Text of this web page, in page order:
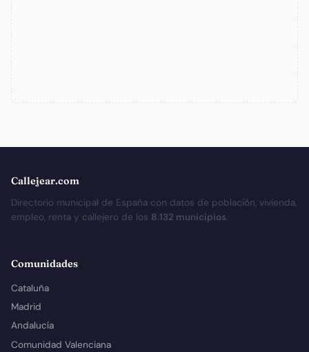
Callejear.com
Directorio municipal de España con datos de población, vivienda,
empleo, renta y callejero de los 8.132 municipios.
Comunidades
Cataluña
Madrid
Andalucía
Comunidad Valenciana